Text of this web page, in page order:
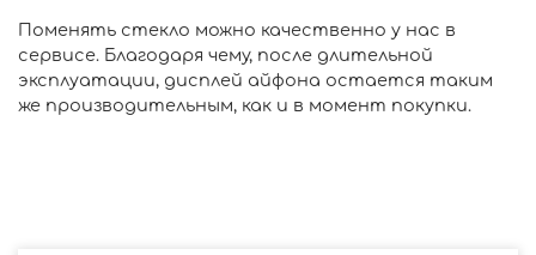
Поменять стекло можно качественно у нас в
сервисе. Благодаря чему, после длительной
эксплуатации, дисплей айфона остается таким
же производительным, как и в момент покупки.